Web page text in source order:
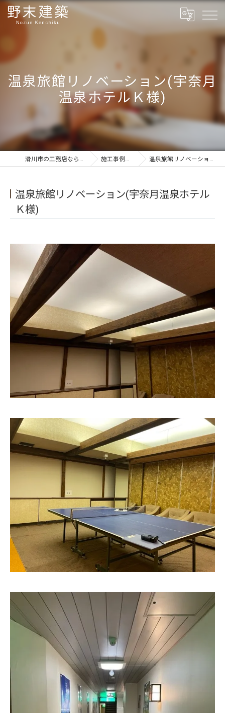
温泉旅館リノベーション(宇奈月
温泉ホテルＫ様)
滑川市の工務店ならフルオーダーの野末建築 施工事例（リフォーム） 温泉旅館リノベーション(宇奈月温泉ホテルＫ様)
温泉旅館リノベーション(宇奈月温泉ホテル
Ｋ様)